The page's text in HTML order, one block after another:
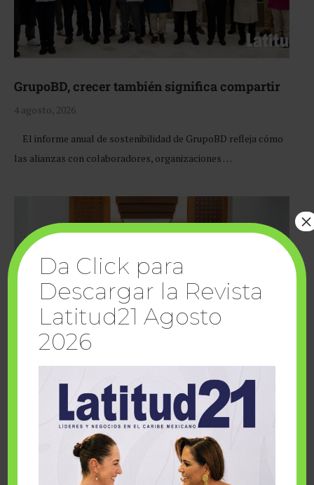
GrupoBD, crecer también significa compartir
4 agosto, 2026
El informe anual de sostenibilidad de GrupoBD refleja cómo
las alianzas con colaboradores, organizaciones …
Cuando la solidaridad inspira; cumplen
sueños Fairmont Mayakoba y Make-A-Wish
Da Click para
Descargar la Revista
Latitud21 Agosto
2026
×